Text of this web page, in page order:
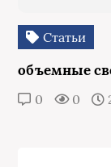
Статьи
объемные
0 0